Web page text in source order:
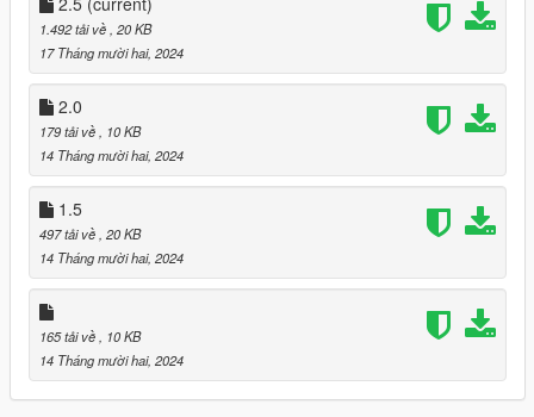
#8 Launch GTA 5
#9 Press F8 While In Game Twice
#10 Go To Object Spooner Within The Menyoo Menu
#11 Go To Manage Saved Files
#12 Go To Drag.XML File Hit Enter & Load Placements
PLEASE DO NOT CLAIM AS YOUR OWN OR TRY TO SELL
FOR PROFIT THIS IS FOR EVERYONE TO USE AND HAVE
FUN ON SP
1.492 tải về , 20 KB
17 Tháng mười hai, 2024
2.0
179 tải về
, 10 KB
14 Tháng mười hai, 2024
1.5
497 tải về , 20 KB
14 Tháng mười hai, 2024
165 tải về
, 10 KB
14 Tháng mười hai, 2024